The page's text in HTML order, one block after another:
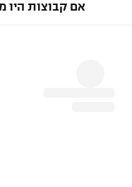
אם קבוצות היו